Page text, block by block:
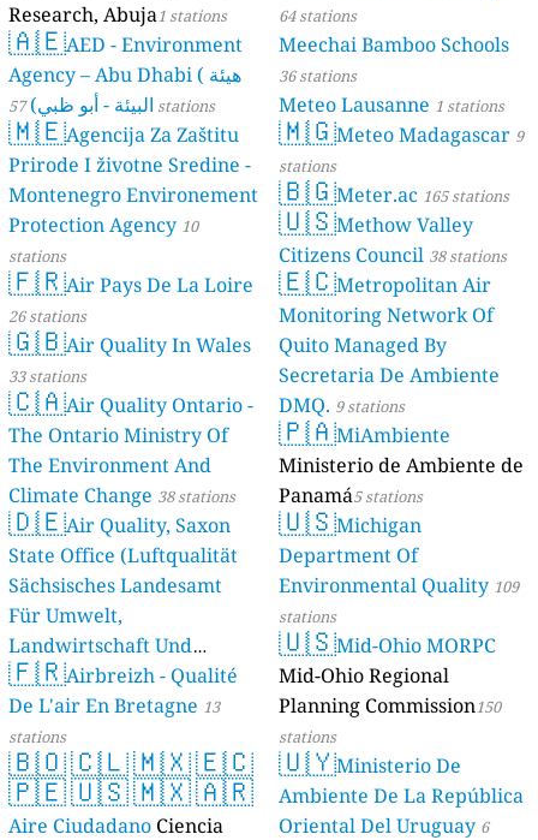
Research, Abuja1 stations
🇦🇪AED - Environment
Agency – Abu Dhabi ( هيئة
البيئة - أبو ظبي) 57 stations
🇲🇪Agencija Za Zaštitu
Prirode I životne Sredine -
Montenegro Environement
Protection Agency 10
stations
🇫🇷Air Pays De La Loire
26 stations
🇬🇧Air Quality In Wales
33 stations
🇨🇦Air Quality Ontario -
The Ontario Ministry Of
The Environment And
Climate Change 38 stations
🇩🇪Air Quality, Saxon
State Office (Luftqualität
Sächsisches Landesamt
Für Umwelt,
Landwirtschaft Und
Geologie) 50 stations
🇫🇷Airbreizh - Qualité
De L'air En Bretagne 13
stations
🇧🇴🇨🇱🇲🇽🇪🇨
🇵🇪🇺🇸🇲🇽🇦🇷
Aire Ciudadano Ciencia
64 stations
Meechai Bamboo Schools
36 stations
Meteo Lausanne 1 stations
🇲🇬Meteo Madagascar 9
stations
🇧🇬Meter.ac 165 stations
🇺🇸Methow Valley
Citizens Council 38 stations
🇪🇨Metropolitan Air
Monitoring Network Of
Quito Managed By
Secretaria De Ambiente
DMQ. 9 stations
🇵🇦MiAmbiente
Ministerio de Ambiente de
Panamá5 stations
🇺🇸Michigan
Department Of
Environmental Quality 109
stations
🇺🇸Mid-Ohio MORPC
Mid-Ohio Regional
Planning Commission150
stations
🇺🇾Ministerio De
Ambiente De La República
Oriental Del Uruguay 6